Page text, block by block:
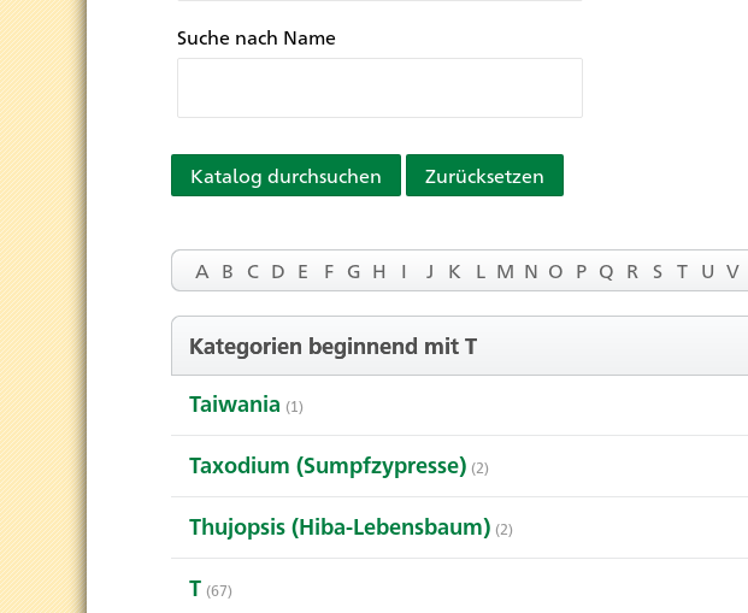
Suche nach Name
Katalog durchsuchen Zurücksetzen
A B C D E F G H I J K L M N O P Q R S T U V
Kategorien beginnend mit T
Taiwania (1)
Taxodium (Sumpfzypresse) (2)
Thujopsis (Hiba-Lebensbaum) (2)
T (67)